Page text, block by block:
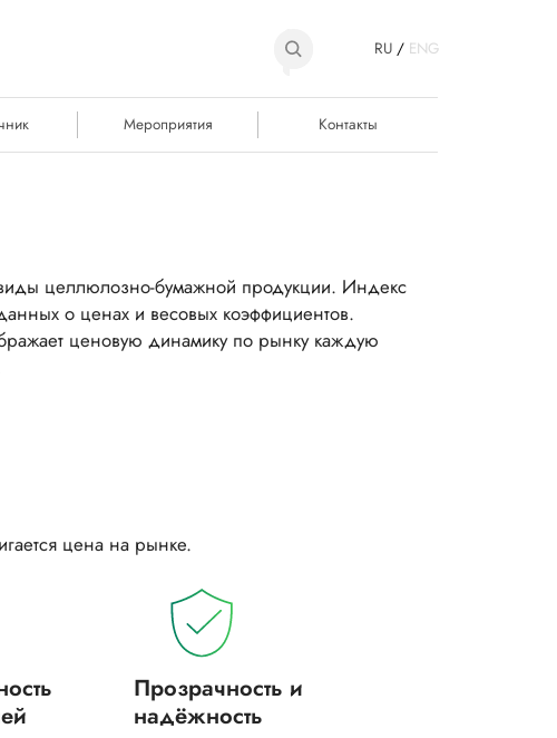
RU/ ENG
Мероприятия Контакты
целлюлозно-бумажной продукции. Индекс
о ценах и весовых коэффициентов.
ценовую динамику по рынку каждую
цена на рынке.
Прозрачность и
надёжность